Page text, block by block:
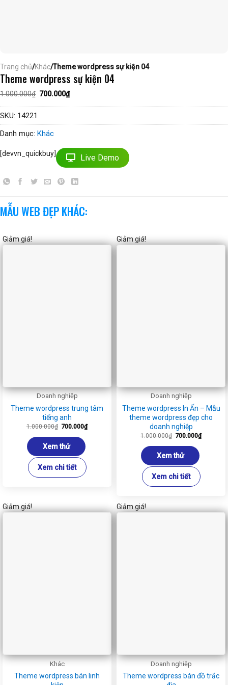
Trang chủ/Khác/Theme wordpress sự kiện 04
Theme wordpress sự kiện 04
1.000.000₫ Giá
là:
700.000₫Giá
hiện
tại
SKU: 14221
Danh mục: Khác
[devvn_quickbuy] Live Demo
MẪU WEB ĐẸP KHÁC:
Giảm giá!
Doanh nghiệp
Theme wordpress trung tâm
tiếng anh
1.000.000₫ Giá
là:
1.000.000₫.
700.000₫Giá
hiện
Xem thử
Xem chi tiết
Giảm giá!
Doanh nghiệp
Theme wordpress In Ấn – Mẫu
theme wordpress đẹp cho
doanh nghiệp
1.000.000₫ Giá
là:
1.000.000₫.
700.000₫Giá
hiện
Xem thử
Xem chi tiết
Giảm giá!
Khác
Theme wordpress bán linh
Giảm giá!
Doanh nghiệp
Theme wordpress bán đồ trắc